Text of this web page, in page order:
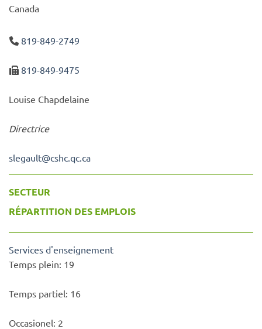
Canada
819-849-2749
819-849-9475
Louise Chapdelaine
Directrice
slegault@cshc.qc.ca
SECTEUR
RÉPARTITION DES EMPLOIS
Services d'enseignement
Temps plein: 19
Temps partiel: 16
Occasionel: 2